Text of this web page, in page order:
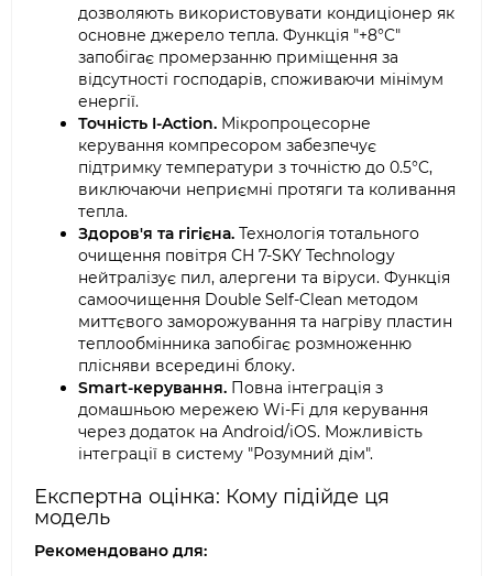
дозволяють використовувати кондиціонер як
основне джерело тепла. Функція "+8°C"
запобігає промерзанню приміщення за
відсутності господарів, споживаючи мінімум
енергії.
Точність I-Action. Мікропроцесорне
керування компресором забезпечує
підтримку температури з точністю до 0.5°C,
виключаючи неприємні протяги та коливання
тепла.
Здоров'я та гігієна. Технологія тотального
очищення повітря CH 7-SKY Technology
нейтралізує пил, алергени та віруси. Функція
самоочищення Double Self-Clean методом
миттєвого заморожування та нагріву пластин
теплообмінника запобігає розмноженню
плісняви всередині блоку.
Smart-керування. Повна інтеграція з
домашньою мережею Wi-Fi для керування
через додаток на Android/iOS. Можливість
інтеграції в систему "Розумний дім".
Експертна оцінка: Кому підійде ця
модель
Рекомендовано для: